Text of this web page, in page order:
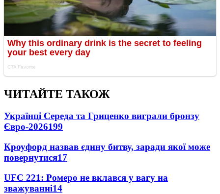
ЧИТАЙТЕ ТАКОЖ
Українці Середа та Гриценко виграли бронзу
Євро-2026199
Кроуфорд назвав єдину битву, заради якої може
повернутися17
UFC 221: Ромеро не вклався у вагу на
зважуванні14